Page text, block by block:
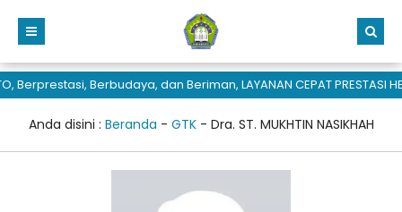
Berbudaya, dan Beriman, LAYANAN CEPAT PRESTASI
Anda disini : Beranda - GTK- Dra. ST. MUKHTIN NASIKHAH